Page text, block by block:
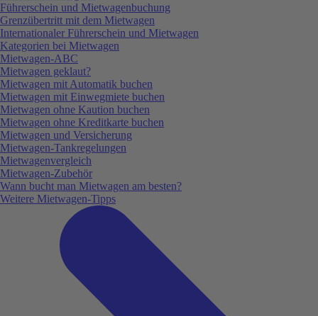
Führerschein und Mietwagenbuchung
Grenzübertritt mit dem Mietwagen
Internationaler Führerschein und Mietwagen
Kategorien bei Mietwagen
Mietwagen-ABC
Mietwagen geklaut?
Mietwagen mit Automatik buchen
Mietwagen mit Einwegmiete buchen
Mietwagen ohne Kaution buchen
Mietwagen ohne Kreditkarte buchen
Mietwagen und Versicherung
Mietwagen-Tankregelungen
Mietwagenvergleich
Mietwagen-Zubehör
Wann bucht man Mietwagen am besten?
Weitere Mietwagen-Tipps